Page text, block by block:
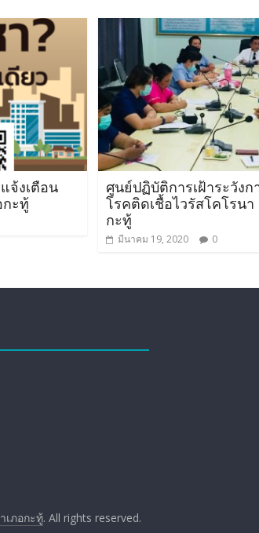
จ้งเตือน
กะทู้
ศูนย์ปฏิบัติการเฝ้าระวัง
โรคติดเชื้อไวรัสโคโรนา
กะทู้
มีนาคม 19, 2020 0
ภอกะทู้. All rights reserved.